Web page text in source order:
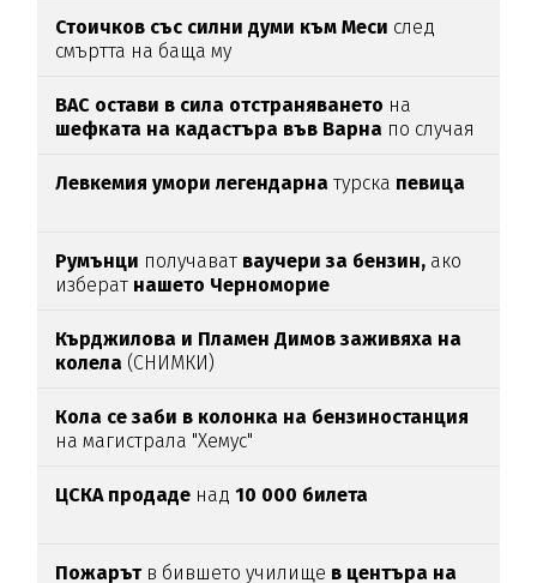
Стоичков със силни думи към Меси след
смъртта на баща му
ВАС остави в сила отстраняването на
шефката на кадастъра във Варна по случая
Левкемия умори легендарна турска певица
Румънци получават ваучери за бензин, ако
изберат нашето Черноморие
Кърджилова и Пламен Димов заживяха на
колела (СНИМКИ)
Кола се заби в колонка на бензиностанция
на магистрала "Хемус"
ЦСКА продаде над10 000 билета
Пожарът в бившето училище в центъра на